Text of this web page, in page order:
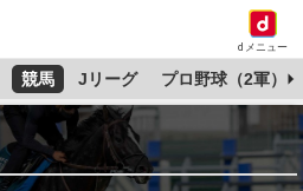
dメニュー
競馬 Jリーグ プロ野球（2軍）